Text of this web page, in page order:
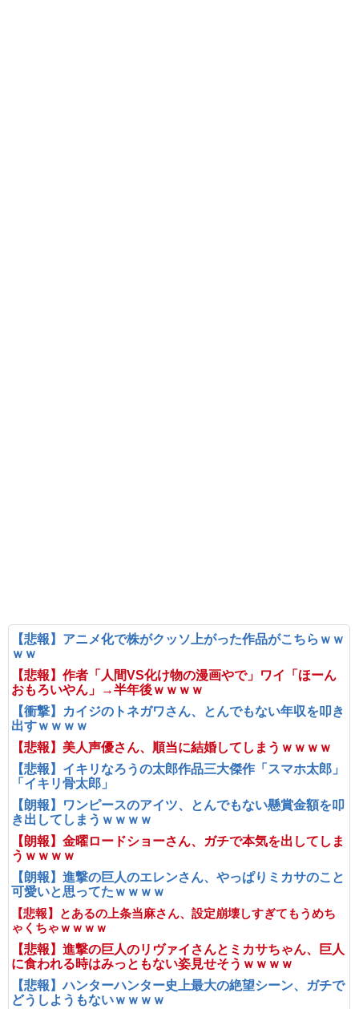
【悲報】アニメ化で株がクッソ上がった作品がこちらｗｗ
ｗｗ
【悲報】作者「人間VS化け物の漫画やで」ワイ「ほーん
おもろいやん」→半年後ｗｗｗｗ
【衝撃】カイジのトネガワさん、とんでもない年収を叩き
出すｗｗｗｗ
【悲報】美人声優さん、順当に結婚してしまうｗｗｗｗ
【悲報】イキリなろうの太郎作品三大傑作「スマホ太郎」
「イキリ骨太郎」
【朗報】ワンピースのアイツ、とんでもない懸賞金額を叩
き出してしまうｗｗｗｗ
【朗報】金曜ロードショーさん、ガチで本気を出してしま
うｗｗｗｗ
【朗報】進撃の巨人のエレンさん、やっぱりミカサのこと
可愛いと思ってたｗｗｗｗ
【悲報】とあるの上条当麻さん、設定崩壊しすぎてもうめち
ゃくちゃｗｗｗｗ
【悲報】進撃の巨人のリヴァイさんとミカサちゃん、巨人
に食われる時はみっともない姿見せそうｗｗｗｗ
【悲報】ハンターハンター史上最大の絶望シーン、ガチで
どうしようもないｗｗｗｗ